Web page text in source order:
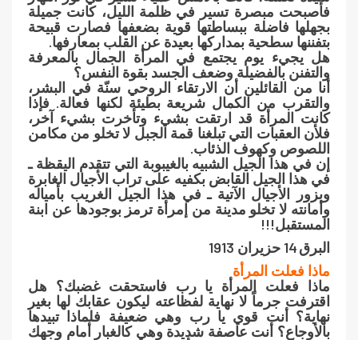
فأصبحت مبصرة تسير في ظلمة الليل، كانت جميلة
بجهلها فاضلة ببساطتها قوية بضعفها فصارت قبيحة
بتفننها سطحية بمداركها بعيدة عن القلب بمعارفها.
هل يجيء يوم يجتمع في المرأة الجمال بالمعرفة
والتفنن بالفضيلة وضعف الجسد بقوة النفس؟
أنا من القائلين أن الارتقاء الروحي سنّة في البشر،
والتقرب من الكمال شريعة بطيئة لكنها فعالة. فإذا
كانت المرأة قد ارتقت بشيء وتأخرت بشيء آخر،
فلأن العقبات التي تبلغنا قمة الجبل لا تخلو من مكامن
اللصوص وكهوف الذئاب.
إن في هذا الجيل الشبيه بالغيبوبة التي تتقدم اليقظة ـ
في هذا الجيل القابض بكفيه على تراب الأجيال الغابرة
وبزور الأجيال الآتية ـ في هذا الجيل الغريب بأمياله
وأمانته لا تخلو مدينة من إمرأة ترمز بوجودها عن ابنة
المستقبل!!!
البرق 14 حزيران 1913
ماذا فعلت المرأة
ماذا فعلت المرأة يا رب فاستحقت غضبك؟ هل
اقترفت جرماً لا نهاية لفظاعته ليكون عقابك لها بغير
نهاية؟ أنت قوي يا رب وهي ضعيفة فلماذا تبيدها
بالأوجاع؟ أنت عاصفة شديدة وهي كالغبار أمام وجهك